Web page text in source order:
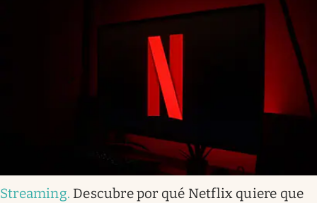
Streaming. Descubre por qué Netflix quiere que